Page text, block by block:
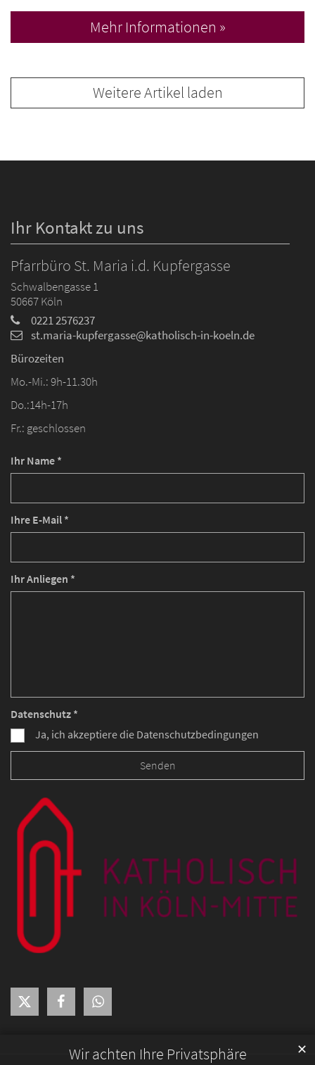
Wir achten Ihre Privatsphäre ✕
Mehr Informationen »
Weitere Artikel laden
Ihr Kontakt zu uns
Pfarrbüro St. Maria i.d. Kupfergasse
Schwalbengasse 1
50667Köln
0221 2576237
st.maria-kupfergasse@katholisch-in-koeln.de
Bürozeiten
Mo.-Mi.: 9h-11.30h
Do.:14h-17h
Fr.: geschlossen
Ihr Name *
Ihre E-Mail *
Ihr Anliegen *
Datenschutz *
Ja, ich akzeptiere die Datenschutzbedingungen